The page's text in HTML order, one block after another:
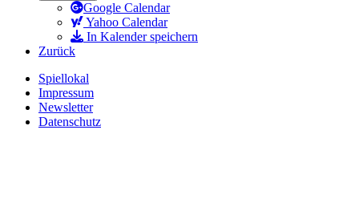
Google Calendar
Yahoo Calendar
In Kalender speichern
Zurück
Spiellokal
Impressum
Newsletter
Datenschutz